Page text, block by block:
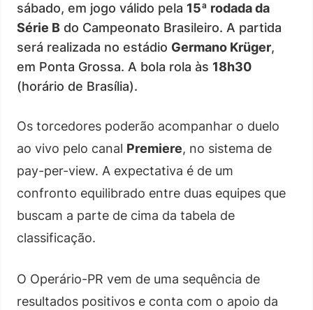
sábado, em jogo válido pela 15ª rodada da
Série B do Campeonato Brasileiro. A partida
será realizada no estádio Germano Krüger,
em Ponta Grossa. A bola rola às 18h30
(horário de Brasília).
Os torcedores poderão acompanhar o duelo
ao vivo pelo canal Premiere, no sistema de
pay-per-view. A expectativa é de um
confronto equilibrado entre duas equipes que
buscam a parte de cima da tabela de
classificação.
O Operário-PR vem de uma sequência de
resultados positivos e conta com o apoio da